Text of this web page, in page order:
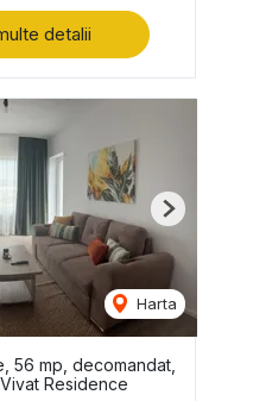
detalii
Harta
Next
56 mp, decomandat,
Residence